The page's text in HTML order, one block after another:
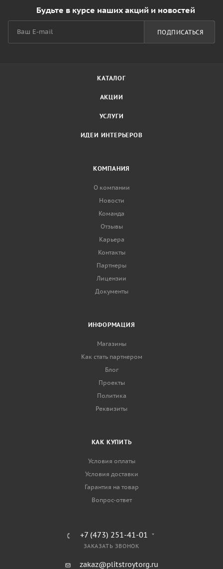
Будьте в курсе наших акций и новостей
ПОДПИСАТЬСЯ
КАТАЛОГ
АКЦИИ
УСЛУГИ
ИДЕИ ИНТЕРЬЕРОВ
КОМПАНИЯ
О компании
Новости
Команда
Отзывы
Карьера
Контакты
Партнеры
Лицензии
Документы
ИНФОРМАЦИЯ
Магазины
Как стать партнером
Блог
Проекты
Политика
Реквизиты
КАК КУПИТЬ
Условия оплаты
Условия доставки
Гарантия на товар
Вопрос-ответ
+7 (473) 251-41-01
ЗАКАЗАТЬ ЗВОНОК
zakaz@plitstroytorg.ru